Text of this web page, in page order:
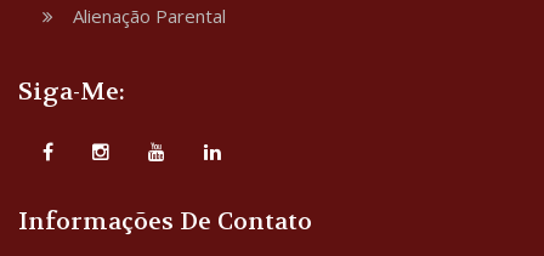
Alienação Parental
Siga-Me:
Informações De Contato